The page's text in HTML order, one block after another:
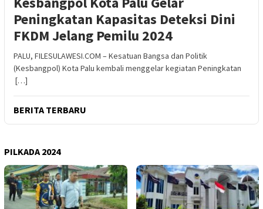
Peningkatan Kapasitas Deteksi Dini
FKDM Jelang Pemilu 2024
PALU, FILESULAWESI.COM – Kesatuan Bangsa dan Politik
(Kesbangpol) Kota Palu kembali menggelar kegiatan Peningkatan
[…]
BERITA TERBARU
PILKADA 2024